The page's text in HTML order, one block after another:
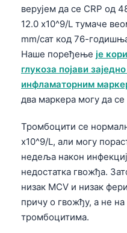
верујем да се CRP од
12.0 x10^9/L тумаче
mm/сат код 76-
Наше поређење је
глукоза појави
инфламаторним
два маркера могу да се
Тромбоцити се
x10^9/L, али могу
недеља након
недостатка гвожђа.
низак MCV и низак
причу о гвожђу, а не
тромбоцитима.